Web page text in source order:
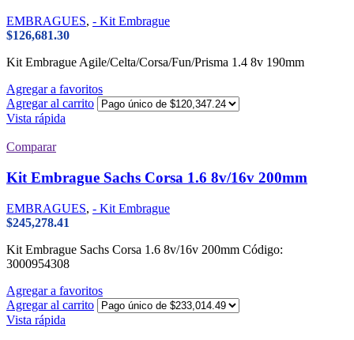
EMBRAGUES, - Kit Embrague
$126,681.30
Kit Embrague Agile/Celta/Corsa/Fun/Prisma 1.4 8v 190mm
Agregar a favoritos
Agregar al carrito
Vista rápida
Comparar
Kit Embrague Sachs Corsa 1.6 8v/16v 200mm
EMBRAGUES, - Kit Embrague
$245,278.41
Kit Embrague Sachs Corsa 1.6 8v/16v 200mm Código:
3000954308
Agregar a favoritos
Agregar al carrito
Vista rápida